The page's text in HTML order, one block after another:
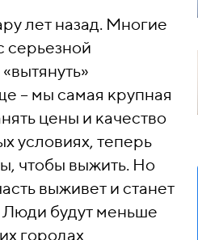
лет назад. Многие
серьезной
– мы самая крупная
цены и качество
условиях, теперь
чтобы выжить. Но
выживет и станет
Люди будут меньше
городах